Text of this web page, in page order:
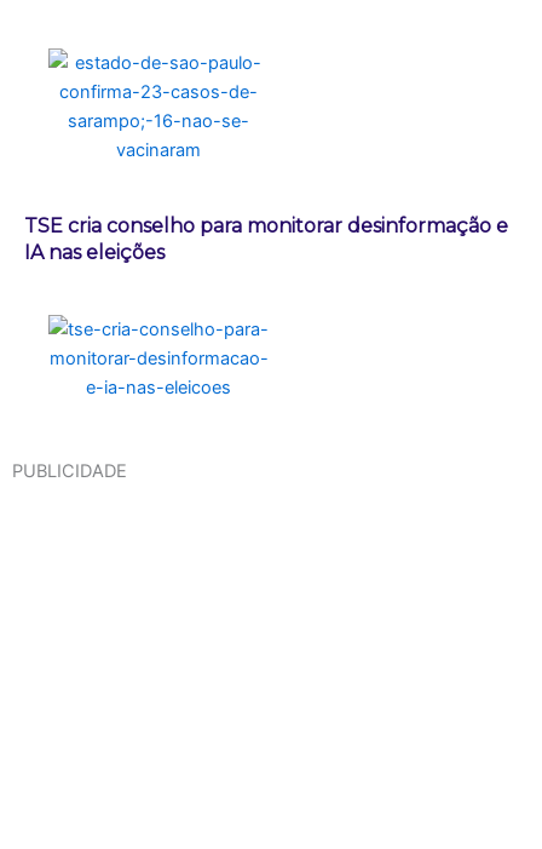
TSE cria conselho para monitorar desinformação e
IA nas eleições
PUBLICIDADE